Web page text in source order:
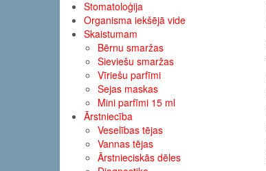
Stomatoloģija
Organisma iekšējā vide
Skaistumam
Bērnu smaržas
Sieviešu smaržas
Vīriešu parfīmi
Sejas maskas
Mini parfīmi 15 ml
Ārstniecība
Veselības tējas
Vannas tējas
Ārstnieciskās dēles